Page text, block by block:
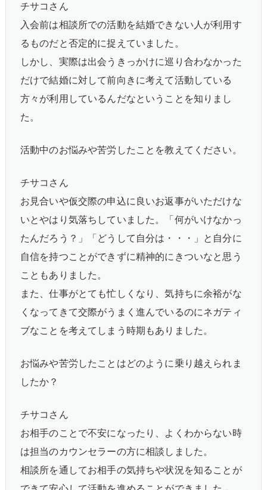
チサコさん
入会前は相談所での活動を結婚できない人が利用す
るものだと否定的に捉えていました。
しかし、実際は出会うきっかけに巡り合わなかった
だけで結婚に対して前向きに考えて活動している
方々が利用しているんだなということを知りまし
た。
活動中のお悩みや苦労したことを教えてください。
チサコさん
お見合いや仮交際の申込に良いお返事がいただけな
いとやはり気落ちしていました。「何がいけなかっ
たんだろう？」「どうして自分は・・・」と自分に
自信を持つことができずに精神的にきついなと思う
こともありました。
また、仕事がとても忙しくなり、気持ちに余裕がな
くなってきて交際がうまく進んでいるのにネガティ
ブなことを考えてしまう時期もありました。
お悩みや苦労したことはどのように乗り越えられま
したか？
チサコさん
お相手のことで不安になったり、よくわからない時
は担当のカウンセラーの方に相談しました。
相談所を通してお相手の気持ちや状況を知ることが